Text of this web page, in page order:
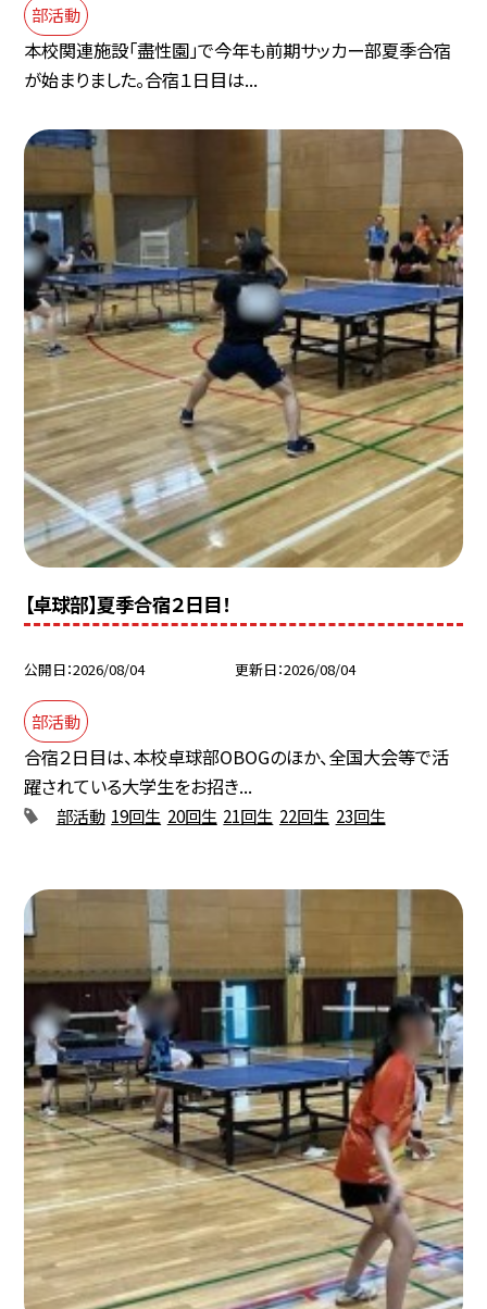
部活動
本校関連施設「盡性園」で今年も前期サッカー部夏季合宿
が始まりました。合宿１日目は...
【卓球部】夏季合宿２日目！
公開日 2026/08/04 更新日 2026/08/04
部活動
合宿２日目は、本校卓球部OBOGのほか、全国大会等で活
躍されている大学生をお招き...
部活動 19回生 20回生 21回生 22回生 23回生